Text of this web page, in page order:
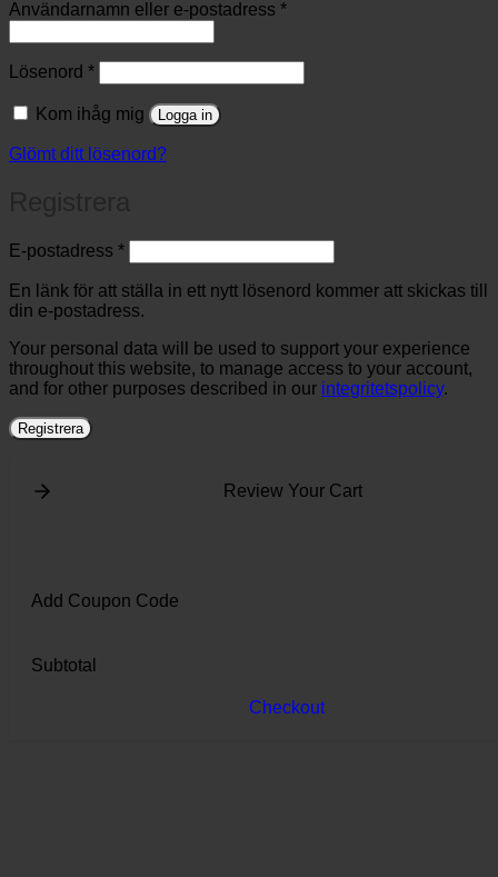
Användarnamn eller e-postadress *Obligatoriskt
Lösenord *Obligatoriskt
Kom ihåg mig Logga in
Glömt ditt lösenord?
E-postadress *Obligatoriskt
En länk för att ställa in ett nytt lösenord kommer att skickas till
din e-postadress.
Your personal data will be used to support your experience
throughout this website, to manage access to your account,
and for other purposes described in our integritetspolicy.
Registrera
Review Your Cart
Add Coupon Code
Subtotal
Checkout